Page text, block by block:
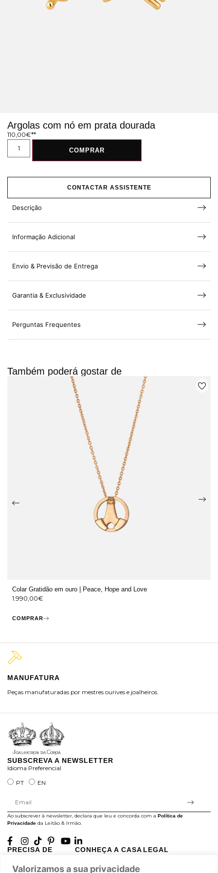
Valorizamos a sua privacidade
Argolas com nó em prata dourada
110,00€
COMPRAR
CONTACTAR ASSISTENTE
Descrição
Informação Adicional
Envio & Previsão de Entrega
Garantia & Exclusividade
Perguntas Frequentes
Também poderá gostar de
Colar Gratidão em ouro | Peace, Hope and Love
1.990,00€
COMPRAR
MANUFATURA
Peças manufaturadas por mestres ourives e joalheiros.
SUBSCREVA A NEWSLETTER
Idioma Preferencial
PT
EN
Ao subscrever à newsletter, declara que leu e concorda com a Política de
Privacidade da Leitão & Irmão.
PRECISA DE
A minha conta
CONHEÇA A CASA
História
LEGAL